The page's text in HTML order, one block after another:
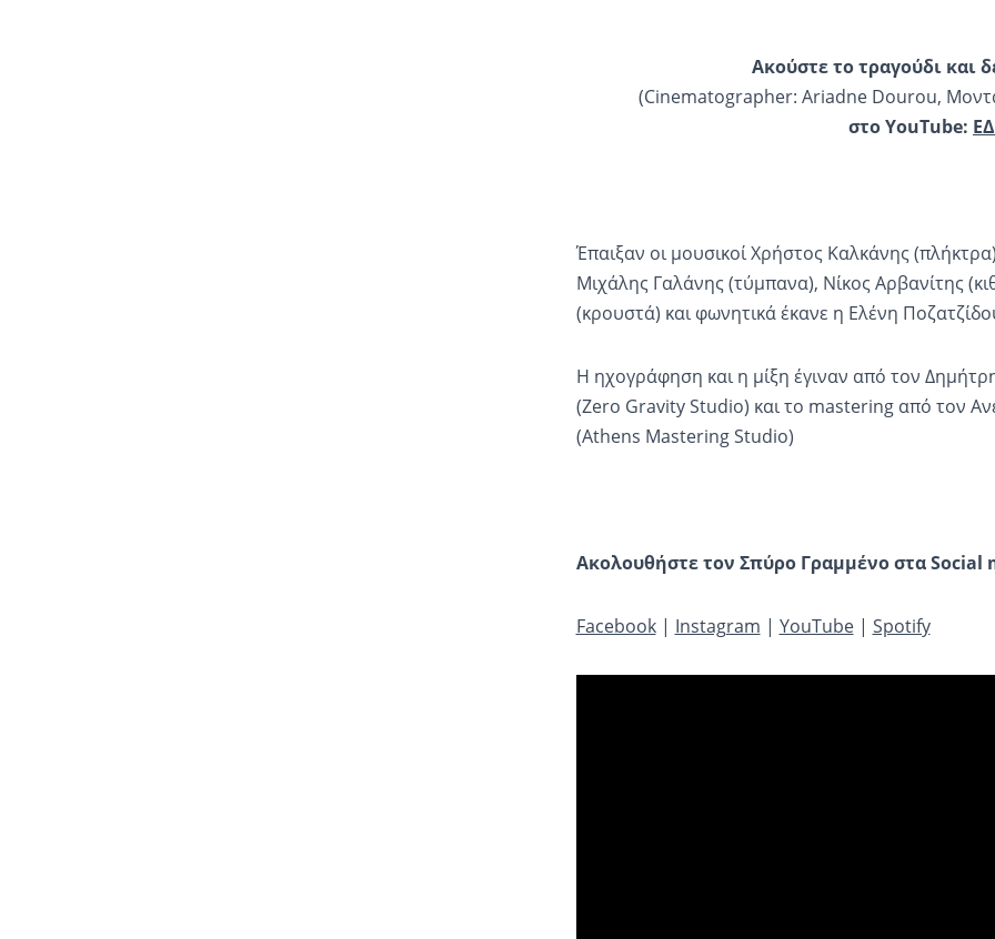
Ακούστε το τραγούδι και
(Cinematographer: Ariadne Dourou,
στοYouTube:
Έπαιξαν οι μουσικοί Χρήστος Καλκάνης
Μιχάλης Γαλάνης (τύμπανα), Νίκος Αρβανίτης
(κρουστά) και φωνητικά έκανε η Ελένη
Η ηχογράφηση και η μίξη έγιναν από τον
(Zero Gravity Studio) και το mastering από τον
(Athens Mastering Studio)
Ακολουθήστε τον Σπύρο Γραμμένο σταSocial
Facebook| Instagram | YouTube| Spotify